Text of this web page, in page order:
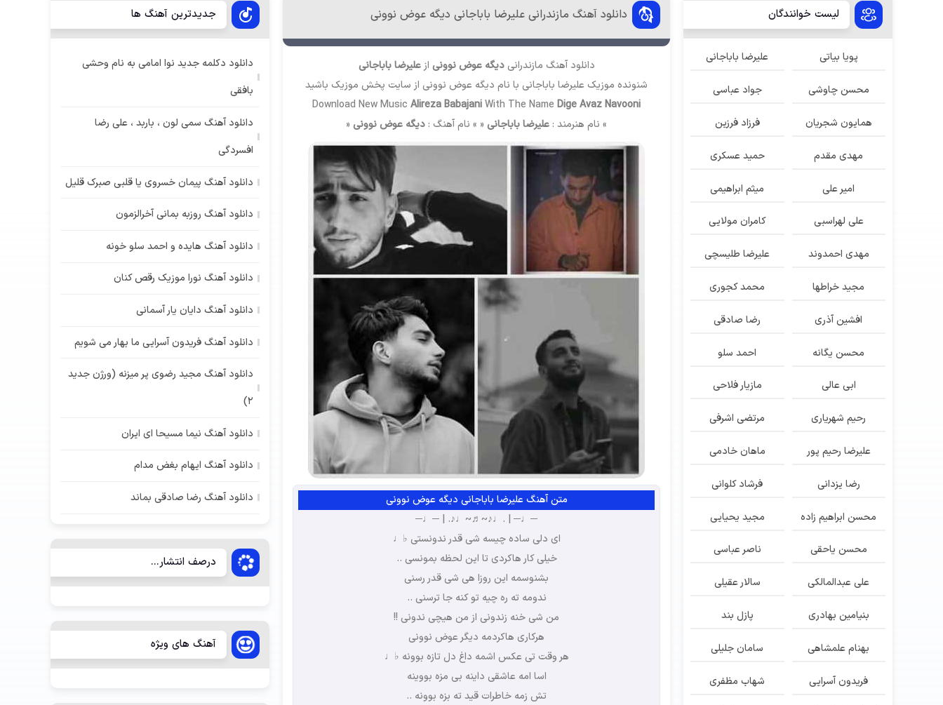
دانلود آهنگ مازندرانی علیرضا باباجانی دیگه عوض نوونی
دانلود آهنگ مازندرانی دیگه عوض نوونی ازعلیرضا باباجانی
شنونده موزیک علیرضا باباجانی با نام دیگه عوض نوونی از سایت پخش موزیک باشید
Download New MusicAlireza BabajaniWith The NameDige Avaz Navooni
» نام هنرمند : علیرضا باباجانی« » نام آهنگ : دیگه عوض نوونی«
متن آهنگ علیرضا باباجانی دیگه عوض نوونی
─♩─ | .♩♪~♬~♩♪. | ─♩─
ای دلی ساده چیسه شی قدر ندونستی ♭♩
خیلی کار هاکردی تا این لحظه بمونسی ..
بشنوسمه این روزا هی شی قدر رسنی
ندومه ته ره چیه تو کنه جا ترسنی ..
من شی خنه زندونی از من هیچی ندونی !!
هرکاری هاکردمه دیگر عوض نوونی
هر وقت تی عکس اشمه داغ دل تازه بوونه ♭♩
اسا امه عاشقی داینه بی مزه بووینه
تش زمه خاطرات قید ته بزه بوونه ..
لیست خوانندگان
پویا بیاتی علیرضا باباجانی
محسن چاوشی جواد عباسی
همایون شجریان فرزاد فرزین
مهدی مقدم حمید عسکری
امیر علی میثم ابراهیمی
علی لهراسبی کامران مولایی
مهدی احمدوند علیرضا طلیسچی
مجید خراطها محمد کجوری
افشین آذری رضا صادقی
محسن یگانه احمد سلو
ابی عالی مازیار فلاحی
رحیم شهریاری مرتضی اشرفی
علیرضا رحیم پور ماهان خادمی
رضا یزدانی فرشاد کلوانی
محسن ابراهیم زاده مجید یحیایی
محسن یاحقی ناصر عباسی
علی عبدالمالکی سالار عقیلی
بنیامین بهادری پازل بند
بهنام علمشاهی سامان جلیلی
فریدون آسرایی شهاب مظفری
جدیدترین آهنگ ها
دانلود دکلمه جدید نوا امامی به نام وحشی
بافقی
دانلود آهنگ سمی لون ، باربد ، علی رضا
افسردگی
دانلود آهنگ پیمان خسروی یا قلبی صبرک قلیل
دانلود آهنگ روزبه بمانی آخرالزمون
دانلود آهنگ هایده و احمد سلو خونه
دانلود آهنگ نورا موزیک رقص کنان
دانلود آهنگ دایان یار آسمانی
دانلود آهنگ فریدون آسرایی ما بهار می شویم
دانلود آهنگ مجید رضوی پر میزنه (ورژن جدید
2)
دانلود آهنگ نیما مسیحا ای ایران
دانلود آهنگ ایهام بغض مدام
دانلود آهنگ رضا صادقی بماند
درصف انتشار...
آهنگ های ویژه